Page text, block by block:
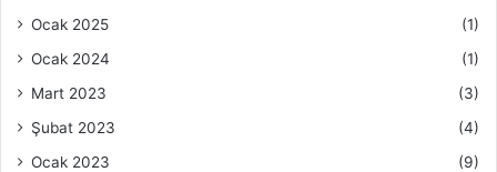
Ocak 2025
(1)
Ocak 2024
(1)
Mart 2023
(3)
Şubat 2023
(4)
Ocak 2023
(9)